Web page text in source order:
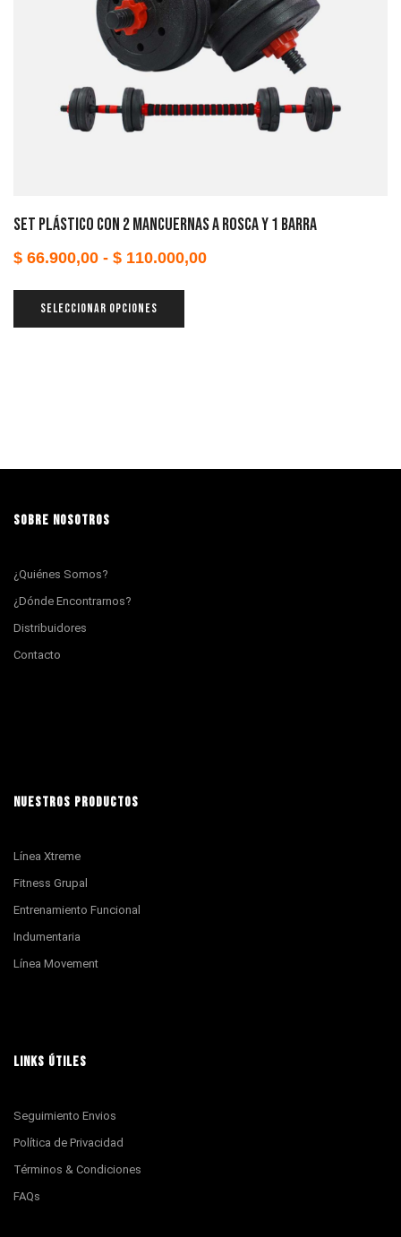
Set plástico con 2 mancuernas a rosca y 1 barra
$ 66.900,00 - $ 110.000,00
SELECCIONAR OPCIONES
SOBRE NOSOTROS
¿Quiénes Somos?
¿Dónde Encontrarnos?
Distribuidores
Contacto
NUESTROS PRODUCTOS
Línea Xtreme
Fitness Grupal
Entrenamiento Funcional
Indumentaria
Línea Movement
LINKS ÚTILES
Seguimiento Envios
Política de Privacidad
Términos & Condiciones
FAQs